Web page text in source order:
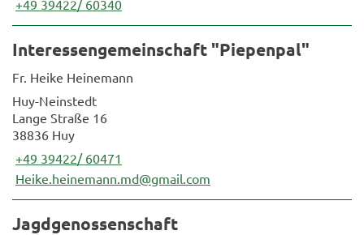
+49 39422/ 60340
Interessengemeinschaft "Piepenpal"
Fr. Heike Heinemann
Huy-Neinstedt
Lange Straße 16
38836 Huy
+49 39422/ 60471
Heike.heinemann.md@gmail.com
Jagdgenossenschaft